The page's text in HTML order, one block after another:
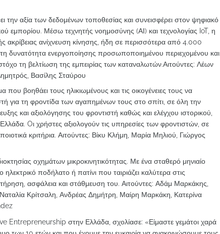
την αξία των δεδομένων τοποθεσίας και συνεισφέρει στον ψηφιακό
εμπορίου. Μέσω τεχνητής νοημοσύνης (ΑΙ) και τεχνολογίας IoT, η
ακρίβειας ανίχνευση κίνησης, ήδη σε περισσότερα από 4.000
δυνατότητα ενεργοποίησης προσωποποιημένου περιεχομένου και
τη βελτίωση της εμπειρίας των καταναλωτών.Αιτούντες: Λέων
Βασίλης Σταύρου
βοηθάει τους ηλικιωμένους και τις οικογένειες τους να
για τη φροντίδα των αγαπημένων τους στο σπίτι, σε όλη την
και αξιολόγησης του φροντιστή καθώς και ελέγχου ιστορικού,
Oι χρήστες αξιολογούν τις υπηρεσίες των φροντιστών, σε
κριτήρια. Αιτούντες: Βίκυ Κλήμη, Μαρία Μηλιού, Γιώργος
οχημάτων μικροκινητικότητας. Με ένα σταθερό μηνιαίο
ποδήλατο ή πατίνι που ταιριάζει καλύτερα στις
ασφάλεια και στάθμευση του. Αιτούντες: Αδάμ Μαρκάκης,
Κρίτσαλη, Ανδρέας Δημήτρη, Μαίρη Μαρκάκη, Κατερίνα
Entrepreneurship στην Ελλάδα, σχολίασε: «Είμαστε γεμάτοι χαρά